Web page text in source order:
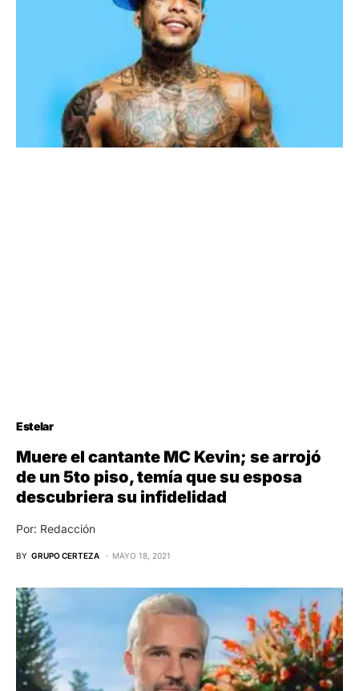
Estelar
Muere el cantante MC Kevin; se arrojó
de un 5to piso, temía que su esposa
descubriera su infidelidad
Por: Redacción
BY GRUPO CERTEZA MAYO 18, 2021